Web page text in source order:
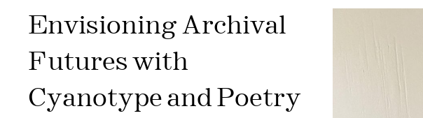
Envisioning Archival
Futures with
Cyanotype and Poetry